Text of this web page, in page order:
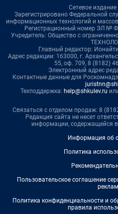
Сетевое
Зарегистрировано Федеральной
информационных технологий и
Регистрационный номер ЭЛ №
Учредитель: Общество с
Главный редактор:
Адрес редакции: 163000, г.
55, оф. 709, 8 (8182)
Электронный адрес
Контактные данные для
Техподдержка: help@shkulev.ru
Связаться с отделом продаж: 8
Редакция сайта не несет
информации, содержащейся
Информация об
Политика
Пользовательское соглашение
Политика конфиденциальности и
правила